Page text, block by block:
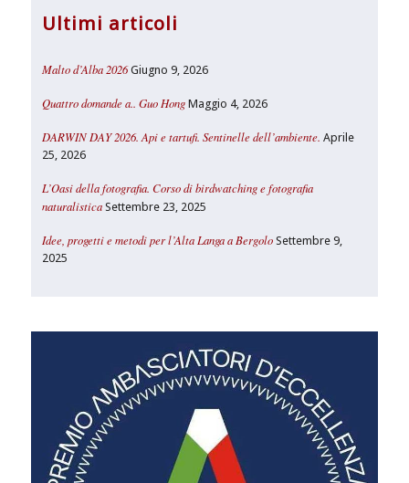
Ultimi articoli
Malto d’Alba 2026 Giugno 9, 2026
Quattro domande a.. Guo Hong Maggio 4, 2026
DARWIN DAY 2026. Api e tartufi. Sentinelle dell’ambiente. Aprile
25, 2026
L’Oasi della fotografia. Corso di birdwatching e fotografia
naturalistica Settembre 23, 2025
Idee, progetti e metodi per l’Alta Langa a Bergolo Settembre 9,
2025